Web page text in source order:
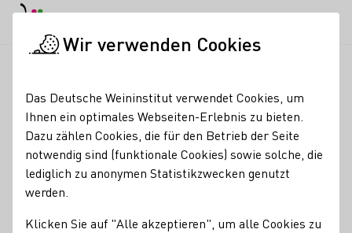
Weingut Hagemann -
Charlottenhof-
Erzeugnisse
Perlwein / Secco Sekt Vegan
Wein
Wir verwenden Cookies
Das Deutsche Weininstitut verwendet Cookies, um
Ihnen ein optimales Webseiten-Erlebnis zu bieten.
Dazu zählen Cookies, die für den Betrieb der Seite
notwendig sind (funktionale Cookies) sowie solche, die
lediglich zu anonymen Statistikzwecken genutzt
werden.
Klicken Sie auf "Alle akzeptieren", um alle Cookies zu